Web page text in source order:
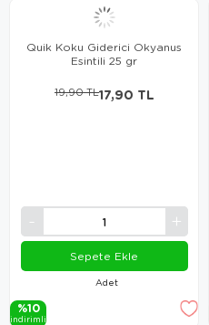
Quik Koku Giderici Okyanus
Esintili 25 gr
Adet
17,90 TL
19,90 TL
Sepete Ekle
%10
i̇ndi̇ri̇mli̇